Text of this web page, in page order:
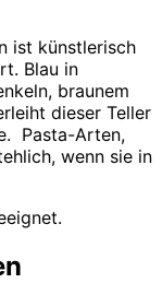
ist künstlerisch
Blau in
braunem
dieser Teller
Pasta-Arten,
wenn sie in